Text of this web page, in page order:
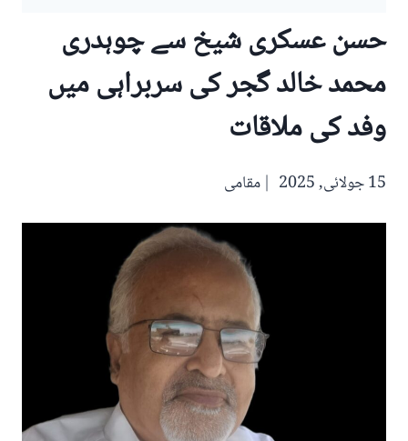
حسن عسکری شیخ سے چوہدری
محمد خالد گجر کی سربراہی میں
وفد کی ملاقات
15 جولائی, 2025 مقامی